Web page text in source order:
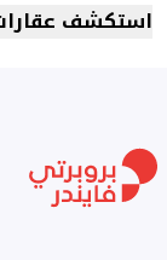
استكشف